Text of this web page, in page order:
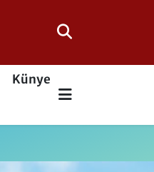
Künye